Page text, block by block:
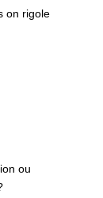
on rigole
ou